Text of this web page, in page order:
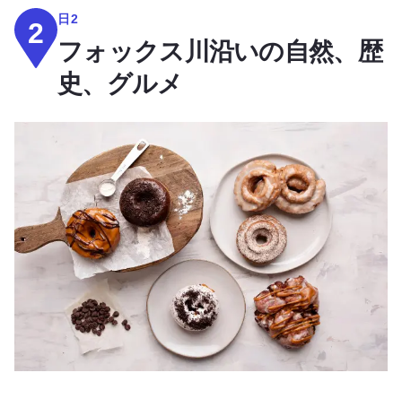
2 日2
フォックス川沿いの自然、歴
史、グルメ